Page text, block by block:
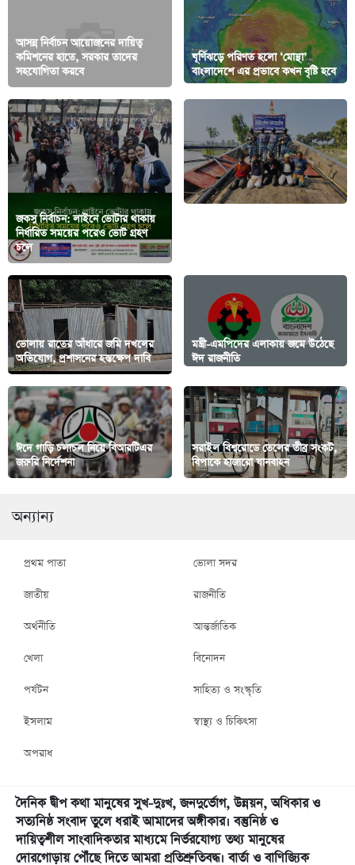
আসন্ন নির্বাচন আয়োজনের দায়িত্ব
কমিশনের হাতে, সরকার তাদের
সহযোগিতা করবে
ঘূর্ণিঝড়ে পরিণত হলো ‘মোন্থা’
বাংলাদেশে এর প্রভাবে কখন বৃষ্টি হবে
জকসু নির্বাচন: লাইনে ভোটার থাকায়
নির্ধারিত সময়ের পরেও ভোট গ্রহণ
চলে
ভোলায় রাতের আঁধারে জমি দখলের
অভিযোগ, প্রশাসনের হস্তক্ষেপ দাবি
মন্ত্রী-এমপিদের এলাকায় জমে উঠেছে
ঈদ রাজনীতি
ঈদে গাড়ি চলাচল নিয়ে বিআরটিএর
জরুরি নির্দেশনা
সরাইল বিশ্বরোডে তেলের তীব্র সংকট,
বিপাকে হাজারো যানবাহন
অন্যান্য
প্রথম পাতা ভোলা সদর
জাতীয় রাজনীতি
অর্থনীতি আন্তর্জাতিক
খেলা বিনোদন
পর্যটন সাহিত্য ও সংস্কৃতি
ইসলাম স্বাস্থ্য ও চিকিৎসা
অপরাধ
দৈনিক দ্বীপ কথা মানুষের সুখ-দুঃখ, জনদুর্ভোগ, উন্নয়ন, অধিকার ও
সত্যনিষ্ঠ সংবাদ তুলে ধরাই আমাদের অঙ্গীকার। বস্তুনিষ্ঠ ও
দায়িত্বশীল সাংবাদিকতার মাধ্যমে নির্ভরযোগ্য তথ্য মানুষের
দোরগোড়ায় পৌঁছে দিতে আমরা প্রতিশ্রুতিবদ্ধ। বার্তা ও বাণিজ্যিক